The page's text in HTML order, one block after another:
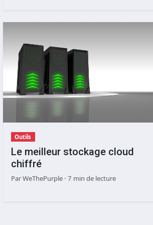
Outils
Le meilleur stockage cloud
chiffré
ParWeThePurple · 7 min de lecture